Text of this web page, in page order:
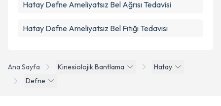
Ana Sayfa Kinesiolojik Bantlama
Hatay
Defne
Hatay Defne Ameliyatsız Bel Ağrısı Tedavisi
Hatay Defne Ameliyatsız Bel Fıtığı Tedavisi